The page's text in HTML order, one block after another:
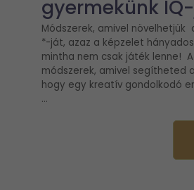
gyermekünk
Módszerek, amivel növelhetjük
*-ját, azaz a képzelet
mintha nem csak játék lenne!
módszerek, amivel segítheted
hogy egy kreatív gondolkodó
...